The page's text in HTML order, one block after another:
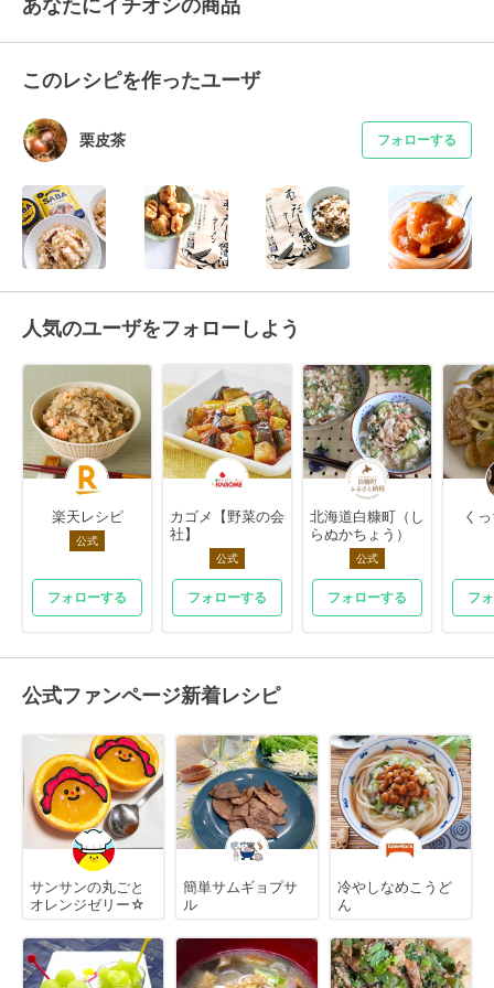
このレシピを作ったユーザ
栗皮茶 フォローする
人気のユーザをフォローしよう
楽天レシピ
公式
フォローする
カゴメ【野菜の会
社】
公式
フォローする
北海道白糠町（し
らぬかちょう）
公式
フォローする
く
フ
公式ファンページ新着レシピ
サンサンの丸ごと
オレンジゼリー☆
簡単サムギョプサ
ル
冷やしなめこうど
ん